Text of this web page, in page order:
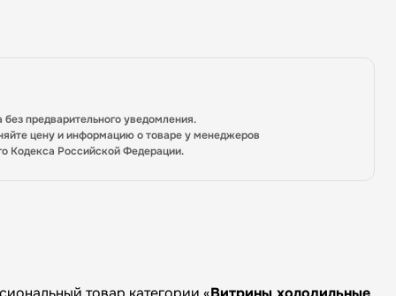
предварительного уведомления.
цену и информацию о товаре у менеджеров
Кодекса Российской Федерации.